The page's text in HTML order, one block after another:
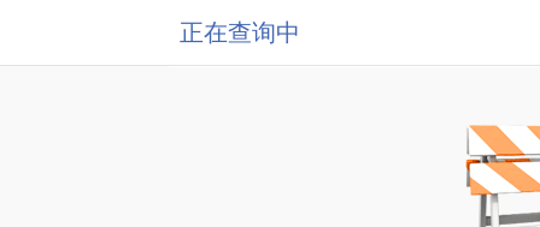
正在查询中